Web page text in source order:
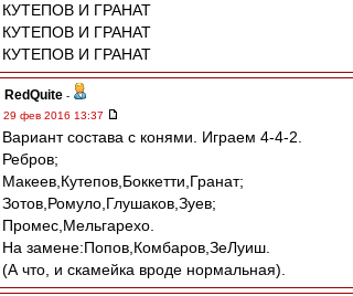
КУТЕПОВ И ГРАНАТ
КУТЕПОВ И ГРАНАТ
КУТЕПОВ И ГРАНАТ
RedQuite -
29 фев 2016 13:37
Вариант состава с конями. Играем 4-4-2.
Ребров;
Макеев,Кутепов,Боккетти,Гранат;
Зотов,Ромуло,Глушаков,Зуев;
Промес,Мельгарехо.
На замене:Попов,Комбаров,ЗеЛуиш.
(А что, и скамейка вроде нормальная).